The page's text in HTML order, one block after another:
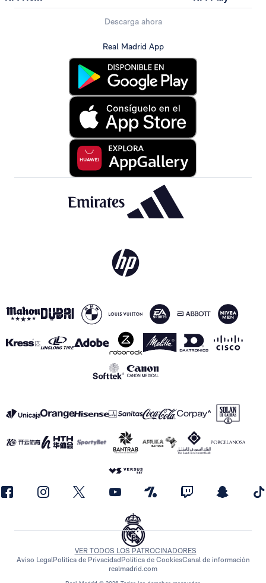
Descarga ahora
Real Madrid App
VER TODOS LOS PATROCINADORES
Aviso LegalPolítica de Privacidad Política de CookiesCanal de información
realmadrid.com